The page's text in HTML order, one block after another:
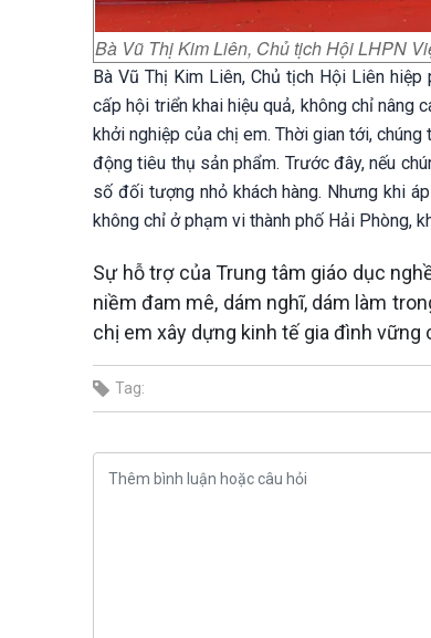
Bà Vũ Thị Kim Liên, Chủ tịch Hội LHPN
Bà Vũ Thị Kim Liên, Chủ tịch Hội Liên
cấp hội triển khai hiệu quả, không chỉ
khởi nghiệp của chị em. Thời gian tới,
động tiêu thụ sản phẩm. Trước đây, nếu
số đối tượng nhỏ khách hàng. Nhưng khi
không chỉ ở phạm vi thành phố Hải Phòng,
Sự hỗ trợ của Trung tâm giáo dục
niềm đam mê, dám nghĩ, dám làm
chị em xây dựng kinh tế gia đình vững
Tag: